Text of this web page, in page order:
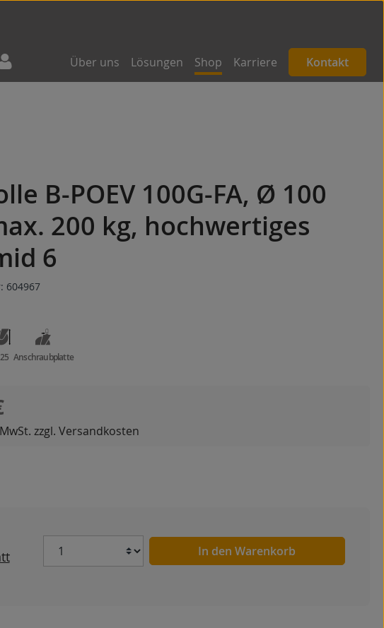
Über uns Lösungen Shop Karriere Kontakt
B-POEV 100G-FA, Ø 100
200 kg, hochwertiges
6
604967
Anschraubplatte
zzgl. Versandkosten
Anzahl In den Warenkorb